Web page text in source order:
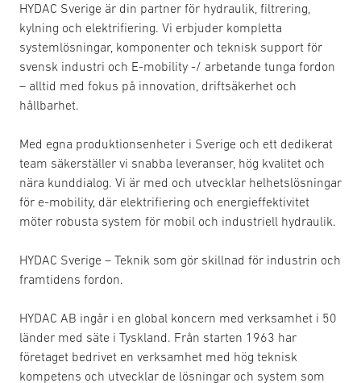
HYDAC Sverige är din partner för hydraulik, filtrering,
kylning och elektrifiering. Vi erbjuder kompletta
systemlösningar, komponenter och teknisk support för
svensk industri och E-mobility -/ arbetande tunga fordon
– alltid med fokus på innovation, driftsäkerhet och
hållbarhet.
Med egna produktionsenheter i Sverige och ett dedikerat
team säkerställer vi snabba leveranser, hög kvalitet och
nära kunddialog. Vi är med och utvecklar helhetslösningar
för e-mobility, där elektrifiering och energieffektivitet
möter robusta system för mobil och industriell hydraulik.
HYDAC Sverige – Teknik som gör skillnad för industrin och
framtidens fordon.
HYDAC AB ingår i en global koncern med verksamhet i 50
länder med säte i Tyskland. Från starten 1963 har
företaget bedrivet en verksamhet med hög teknisk
kompetens och utvecklar de lösningar och system som